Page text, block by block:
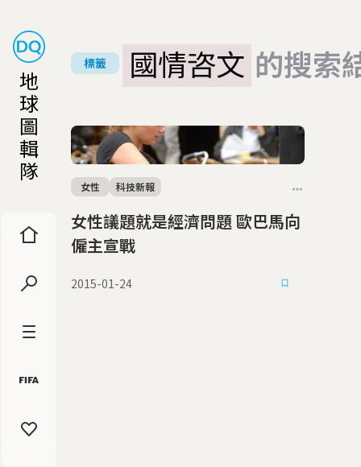
地
球
圖
輯
隊
標籤 國情咨文 的搜索
女性議題就是經濟問題 歐巴馬向
僱主宣戰
女性 科技新報
2015-01-24